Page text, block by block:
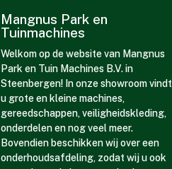
Mangnus Park en
Tuinmachines
Welkom op de website van Mangnus
Park en Tuin Machines B.V. in
Steenbergen! In onze showroom vindt
u grote en kleine machines,
gereedschappen, veiligheidskleding,
onderdelen en nog veel meer.
Bovendien beschikken wij over een
onderhoudsafdeling, zodat wij u ook